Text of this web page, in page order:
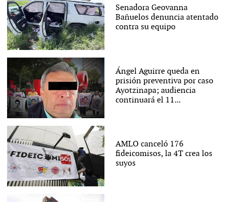
Senadora Geovanna
Bañuelos denuncia atentado
contra su equipo
Ángel Aguirre queda en
prisión preventiva por caso
Ayotzinapa; audiencia
continuará el 11...
AMLO canceló 176
fideicomisos, la 4T crea los
suyos